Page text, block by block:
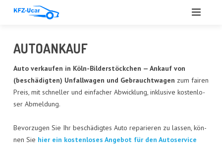
LEIS­TUN­GEN
ANGE­BOT
ANKAUF
AUTO­AN­KAUF
Auto ver­kau­fen in Köln-Bil­der­stöck­chen — Ankauf von
(beschä­dig­ten) Unfall­wa­gen und Gebraucht­wa­gen zum fai­ren
Preis, mit schnel­ler und ein­fa­cher Abwick­lung, inklu­si­ve kos­ten­lo­
ser Abmel­dung.
Bevor­zu­gen Sie Ihr beschä­dig­tes Auto repa­rie­ren zu las­sen, kön­
nen Sie hier ein kos­ten­lo­ses Ange­bot für den Auto­ser­vice